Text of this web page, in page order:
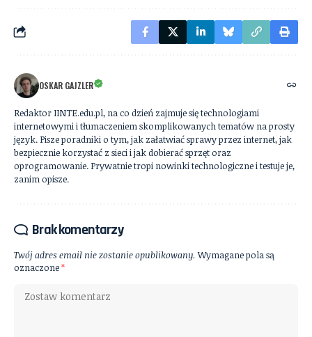
OSKAR GAJZLER
Redaktor IINTE.edu.pl, na co dzień zajmuje się technologiami
internetowymi i tłumaczeniem skomplikowanych tematów na prosty
język. Pisze poradniki o tym, jak załatwiać sprawy przez internet, jak
bezpiecznie korzystać z sieci i jak dobierać sprzęt oraz
oprogramowanie. Prywatnie tropi nowinki technologiczne i testuje je,
zanim opisze.
Brak komentarzy
Twój adres email nie zostanie opublikowany. Wymagane pola są
oznaczone*